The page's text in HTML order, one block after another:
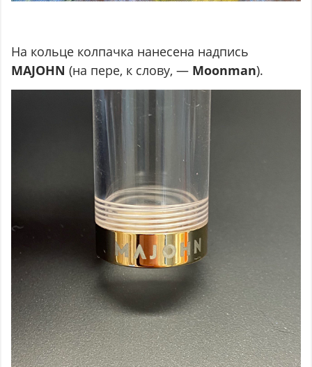
На кольце колпачка нанесена надпись
MAJOHN(на пере, к слову, — Moonman).